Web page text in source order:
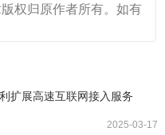
权归原作者所有。如有
扩展高速互联网接入服务
2025-03-17